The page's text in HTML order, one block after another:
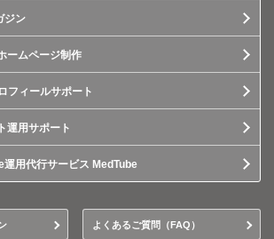
ジン
ームページ制作
フィールサポート
運用サポート
運用代行サービス MedTube
よくあるご質問（FAQ）